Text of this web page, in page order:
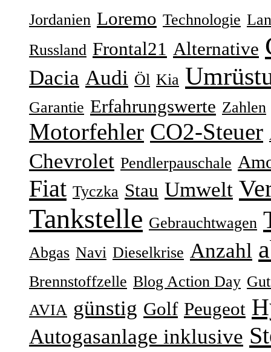
Jordanien Loremo Technologie
Russland Frontal21 Alternative
Dacia Audi Öl Kia
Garantie Erfahrungswerte Zahlen
Motorfehler CO2-Steuer
Chevrolet Pendlerpauschale
Fiat Tyczka Stau Umwelt
Tankstelle Gebrauchtwagen
Abgas Navi Dieselkrise Anzahl
Brennstoffzelle Blog Action Day
AVIA günstig Golf Peugeot
Autogasanlage inklusive